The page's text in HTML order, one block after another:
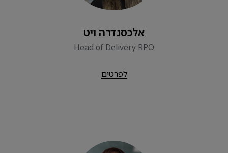
אלכסנדרה ויט
Head of Delivery RPO
לפרטים